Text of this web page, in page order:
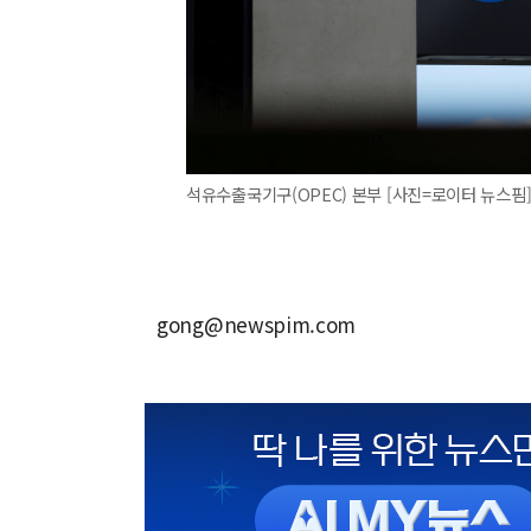
석유수출국기구(OPEC) 본부 [사진=로이터 뉴스핌]
gong@newspim.com